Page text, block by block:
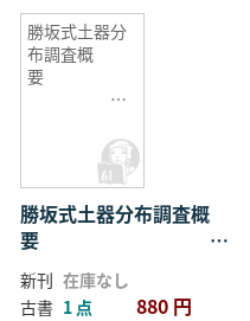
勝坂式土器分
布調査概
要
教育委員会
勝坂式土器分布調査概
相模原市教育委員会
新刊 在庫なし
古書 1 点 880 円